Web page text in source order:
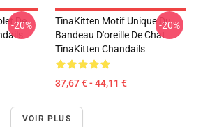
De
-20%
TinaKitten Motif Unique Du
Bandeau D'oreille De Chat
TinaKitten Chandails
37,67 € - 44,11 €
-20%
VOIR PLUS